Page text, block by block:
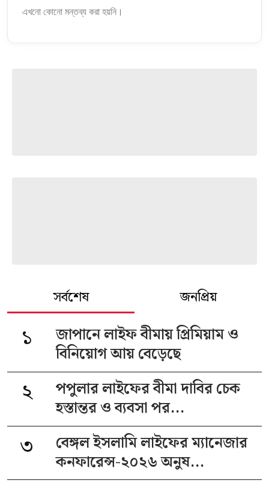
এখনো কোনো মন্তব্য করা হয়নি।
সর্বশেষ জনপ্রিয়
১
জাপানে লাইফ বীমায় প্রিমিয়াম ও
বিনিয়োগ আয় বেড়েছে
২
পপুলার লাইফের বীমা দাবির চেক
হস্তান্তর ও ব্যবসা পর...
৩
বেঙ্গল ইসলামি লাইফের ম্যানেজার
কনফারেন্স-২০২৬ অনুষ...